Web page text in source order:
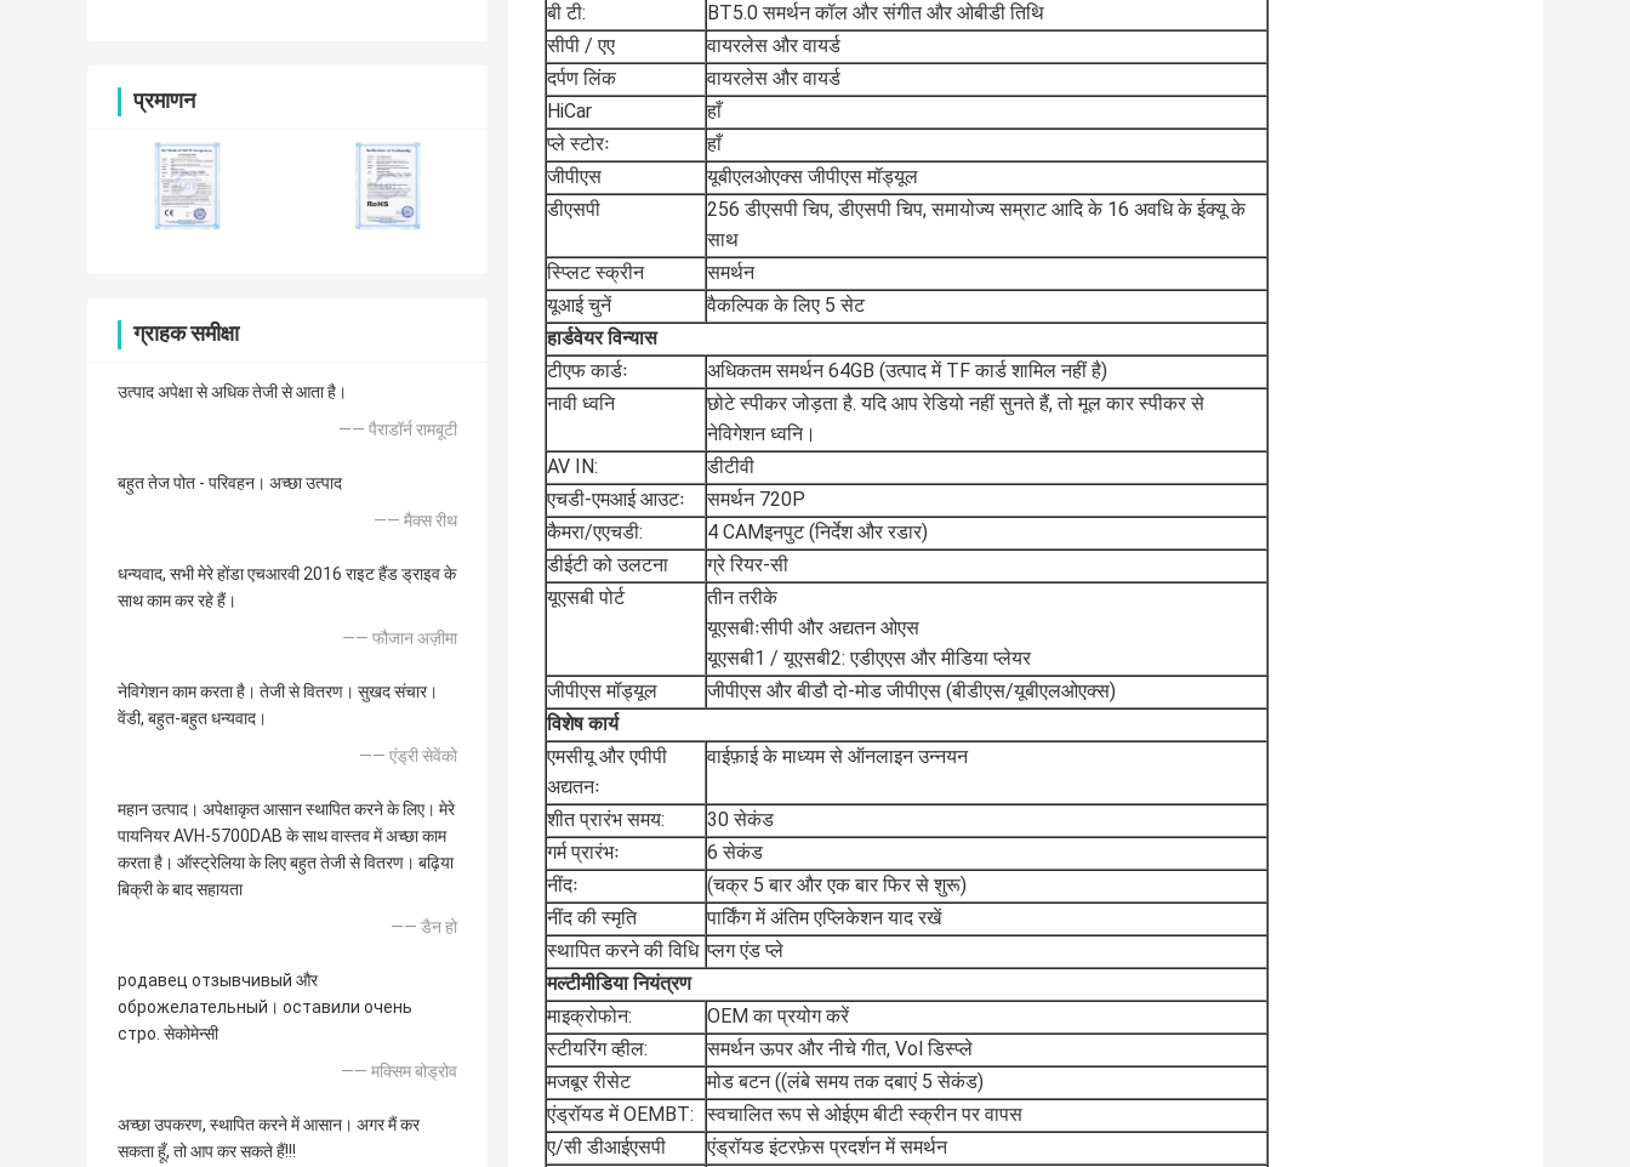
प्रमाणन
ग्राहक समीक्षा
उत्पाद अपेक्षा से अधिक तेजी से आता है।
—— पैराडॉर्न रामबूटी
बहुत तेज पोत - परिवहन। अच्छा उत्पाद
—— मैक्स रीथ
धन्यवाद, सभी मेरे होंडा एचआरवी 2016 राइट हैंड ड्राइव के
साथ काम कर रहे हैं।
—— फौजान अज़ीमा
नेविगेशन काम करता है। तेजी से वितरण। सुखद संचार।
वेंडी, बहुत-बहुत धन्यवाद।
—— एंड्री सेवेंको
महान उत्पाद। अपेक्षाकृत आसान स्थापित करने के लिए। मेरे
पायनियर AVH-5700DAB के साथ वास्तव में अच्छा काम
करता है। ऑस्ट्रेलिया के लिए बहुत तेजी से वितरण। बढ़िया
बिक्री के बाद सहायता
—— डैन हो
родавец отзывчивый और
оброжелательный। оставили очень
стро. सेकोमेन्सी
—— मक्सिम बोड्रोव
अच्छा उपकरण, स्थापित करने में आसान। अगर मैं कर
सकता हूँ, तो आप कर सकते हैं!!!
बी टी:
BT5.0 समर्थन कॉल और संगीत और ओबीडी तिथि
सीपी / एए
वायरलेस और वायर्ड
दर्पण लिंक
वायरलेस और वायर्ड
HiCar
हाँ
प्ले स्टोरः
हाँ
जीपीएस
यूबीएलओएक्स जीपीएस मॉड्यूल
डीएसपी
256 डीएसपी चिप, डीएसपी चिप, समायोज्य सम्राट आदि के 16 अवधि के ईक्यू के
साथ
स्प्लिट स्क्रीन
समर्थन
यूआई चुनें
वैकल्पिक के लिए 5 सेट
हार्डवेयर विन्यास
टीएफ कार्डः
अधिकतम समर्थन 64GB (उत्पाद में TF कार्ड शामिल नहीं है)
नावी ध्वनि
छोटे स्पीकर जोड़ता है. यदि आप रेडियो नहीं सुनते हैं, तो मूल कार स्पीकर से
नेविगेशन ध्वनि।
AV IN:
डीटीवी
एचडी-एमआई आउटः
समर्थन 720P
कैमरा/एएचडी:
4 CAMइनपुट (निर्देश और रडार)
डीईटी को उलटना
ग्रे रियर-सी
यूएसबी पोर्ट
तीन तरीके
यूएसबीःसीपी और अद्यतन ओएस
यूएसबी1 / यूएसबी2: एडीएएस और मीडिया प्लेयर
जीपीएस मॉड्यूल
जीपीएस और बीडौ दो-मोड जीपीएस (बीडीएस/यूबीएलओएक्स)
विशेष कार्य
एमसीयू और एपीपी
अद्यतनः
वाईफ़ाई के माध्यम से ऑनलाइन उन्नयन
शीत प्रारंभ समय:
30 सेकंड
गर्म प्रारंभः
6 सेकंड
नींदः
(चक्र 5 बार और एक बार फिर से शुरू)
नींद की स्मृति
पार्किंग में अंतिम एप्लिकेशन याद रखें
स्थापित करने की विधि प्लग एंड प्ले
मल्टीमीडिया नियंत्रण
माइक्रोफोन:
OEM का प्रयोग करें
स्टीयरिंग व्हील:
समर्थन ऊपर और नीचे गीत, Vol डिस्प्ले
मजबूर रीसेट
मोड बटन ((लंबे समय तक दबाएं 5 सेकंड)
एंड्रॉयड में OEMBT:
स्वचालित रूप से ओईएम बीटी स्क्रीन पर वापस
ए/सी डीआईएसपी
एंड्रॉयड इंटरफ़ेस प्रदर्शन में समर्थन